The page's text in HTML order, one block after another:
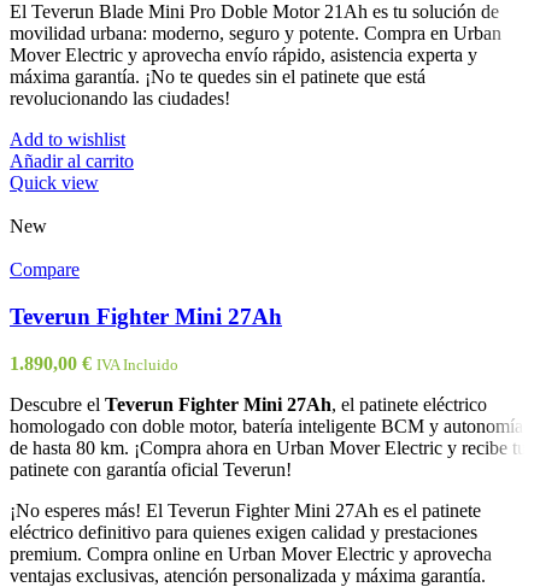
El Teverun Blade Mini Pro Doble Motor 21Ah es tu solución de
movilidad urbana: moderno, seguro y potente. Compra en Urban
Mover Electric y aprovecha envío rápido, asistencia experta y
máxima garantía. ¡No te quedes sin el patinete que está
revolucionando las ciudades!
Add to wishlist
Añadir al carrito
Quick view
New
Compare
Teverun Fighter Mini 27Ah
1.890,00 € IVA Incluido
Descubre el Teverun Fighter Mini 27Ah, el patinete eléctrico
homologado con doble motor, batería inteligente BCM y autonomía
de hasta 80 km. ¡Compra ahora en Urban Mover Electric y recibe tu
patinete con garantía oficial Teverun!
¡No esperes más! El Teverun Fighter Mini 27Ah es el patinete
eléctrico definitivo para quienes exigen calidad y prestaciones
premium. Compra online en Urban Mover Electric y aprovecha
ventajas exclusivas, atención personalizada y máxima garantía.